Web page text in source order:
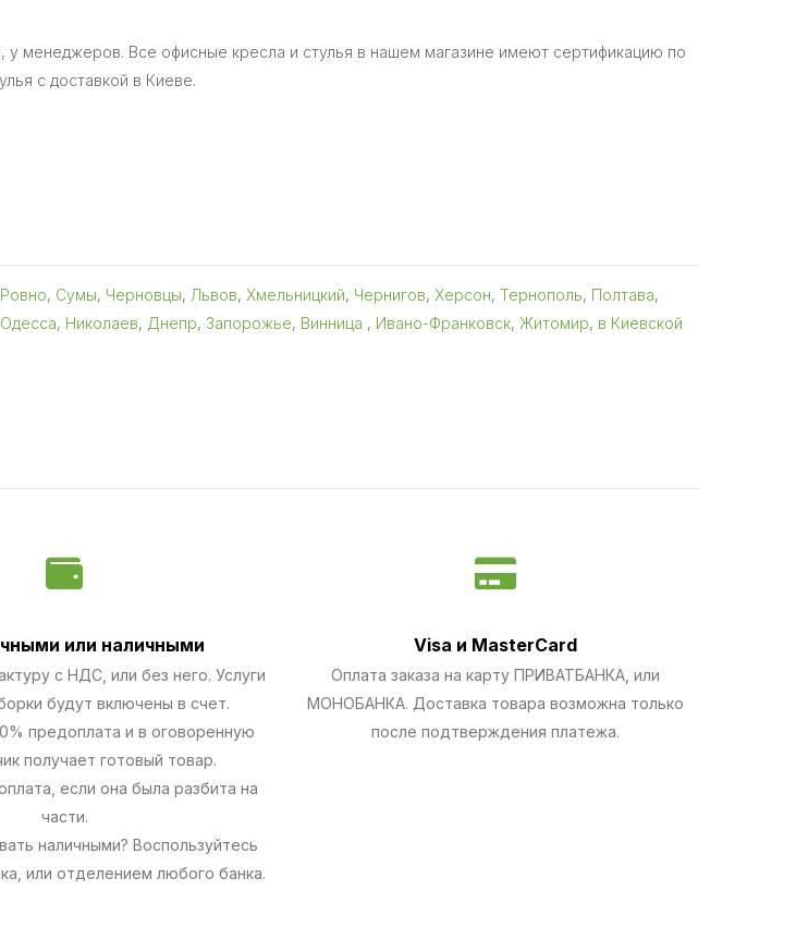
менеджеров. Все офисные кресла и стулья в нашем магазине имеют сертификацию по
с доставкой в Киеве.
Ровно, Сумы, Черновцы, Львов, Хмельницкий, Чернигов, Херсон, Тернополь, Полтава,
Одесса, Николаев, Днепр, Запорожье, Винница , Ивано-Франковск, Житомир, в Киевской
или наличными
с НДС, или без него. Услуги
будут включены в счет.
предоплата и в оговоренную
получает готовый товар.
если она была разбита на
части.
наличными? Воспользуйтесь
или отделением любого банка.
Visa и MasterCard
Оплата заказа на карту ПРИВАТБАНКА, или
МОНОБАНКА. Доставка товара возможна только
после подтверждения платежа.